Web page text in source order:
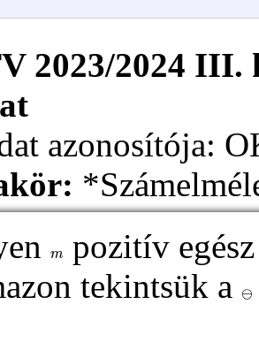
2023/2024 III.
azonosítója:
pozitív
tekintsük a
⊖